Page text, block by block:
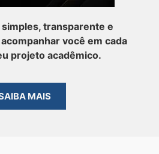
transparente e
você em cada
projeto acadêmico.
MAIS